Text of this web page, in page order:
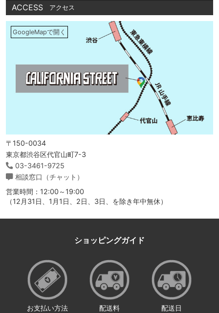
ACCESS アクセス
GoogleMapで開く
〒150-0034
東京都渋谷区代官山町7-3
03-3461-9725
相談窓口（チャット）
営業時間：12:00～19:00
（12月31日、1月1日、2日、3日、を除き年中無休）
ショッピングガイド
お支払い方法 配送料 配送日